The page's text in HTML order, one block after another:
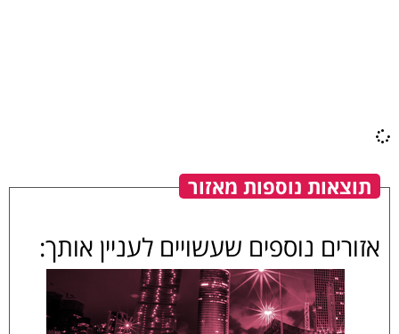
תוצאות נוספות מאזור
אזורים נוספים שעשויים לעניין אותך: